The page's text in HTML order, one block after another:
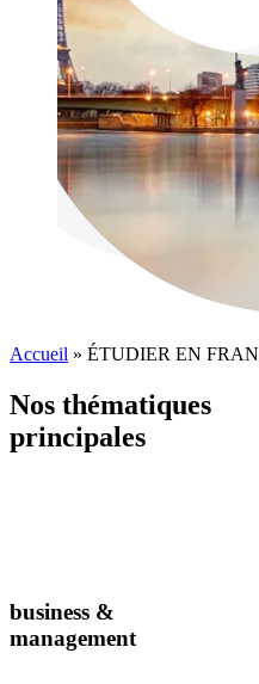
Accueil » ÉTUDIER EN
Nos thématiques
principales
business &
management